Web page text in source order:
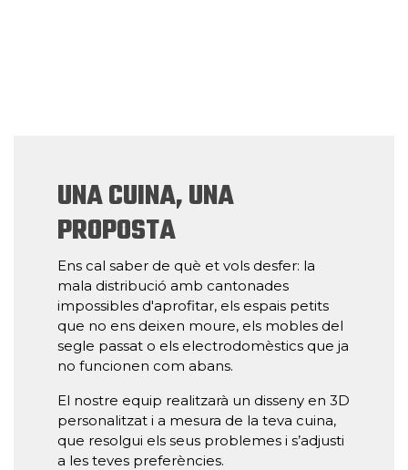
UNA CUINA, UNA
PROPOSTA
Ens cal saber de què et vols desfer: la
mala distribució amb cantonades
impossibles d'aprofitar, els espais petits
que no ens deixen moure, els mobles del
segle passat o els electrodomèstics que ja
no funcionen com abans.
El nostre equip realitzarà un disseny en 3D
personalitzat i a mesura de la teva cuina,
que resolgui els seus problemes i s’adjusti
a les teves preferències.